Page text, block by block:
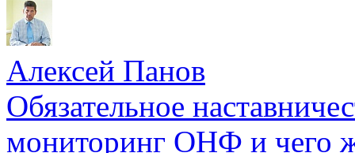
Алексей Панов
Обязательное
мониторинг ОНФ и чего